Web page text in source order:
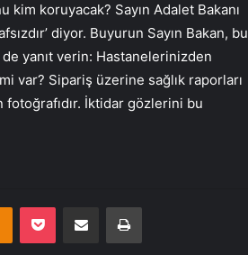
kim koruyacak? Sayın Adalet Bakanı
diyor. Buyurun Sayın Bakan, bu
de yanıt verin: Hastanelerinizden
var? Sipariş üzerine sağlık raporları
fotoğrafıdır. İktidar gözlerini bu
Odnoklassniki
Pocket E-Posta ile paylaş Yazdır